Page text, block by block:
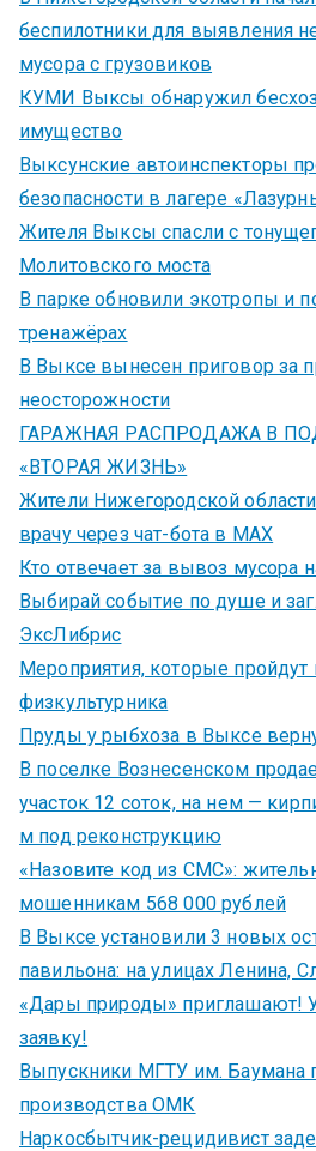
беспилотники для выявления
мусора с грузовиков
КУМИ Выксы обнаружил
имущество
Выксунские автоинспекторы
безопасности в лагере
Жителя Выксы спасли с
Молитовского моста
В парке обновили экотропы и
тренажёрах
В Выксе вынесен приговор за
неосторожности
ГАРАЖНАЯ РАСПРОДАЖА В
«ВТОРАЯ ЖИЗНЬ»
Жители Нижегородской области
врачу через чат-бота в MAX
Кто отвечает за вывоз мусора
Выбирай событие по душе и
ЭксЛибрис
Мероприятия, которые
физкультурника
Пруды у рыбхоза в Выксе
В поселке Вознесенском
участок 12 соток, на нем —
м под реконструкцию
«Назовите код из СМС»:
мошенникам 568 000 рублей
В Выксе установили 3 новых
павильона: на улицах Ленина,
«Дары природы» приглашают!
заявку!
Выпускники МГТУ им. Баумана
производства ОМК
Наркосбытчик-рецидивист